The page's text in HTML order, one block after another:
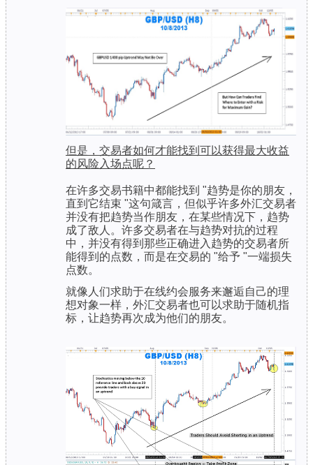
但是，交易者如何才能找到可以获得最大收益
的风险入场点呢？
在许多交易书籍中都能找到 "趋势是你的朋友，
直到它结束 "这句箴言，但似乎许多外汇交易者
并没有把趋势当作朋友，在某些情况下，趋势
成了敌人。许多交易者在与趋势对抗的过程
中，并没有得到那些正确进入趋势的交易者所
能得到的点数，而是在交易的 "给予 "一端损失
点数。
就像人们求助于在线约会服务来邂逅自己的理
想对象一样，外汇交易者也可以求助于随机指
标，让趋势再次成为他们的朋友。